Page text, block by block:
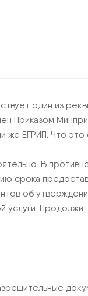
один из
Приказом
же ЕГРИП. Что это
В
срока
об